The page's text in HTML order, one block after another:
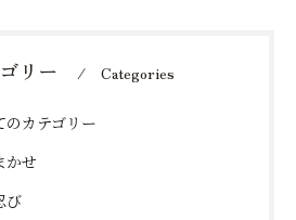
リー Categories
のカテゴリー
かせ
び